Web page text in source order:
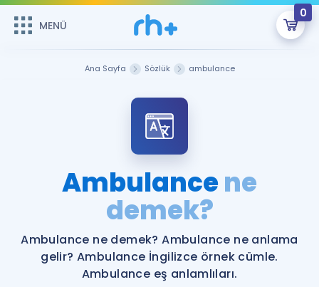
MENÜ
0
Şifremi Hatırlamıyorum
Sepetin Şu An Boş.
Remzi Hoca ile seni sınava hazırlayacak onlarca eğitim seni
bekliyor!
MENÜ
Katılımcı Görüşleri
Faydalı Araçlar
Ücretsiz Kaynaklar
İngilizce Gramer
Ana Sayfa Sözlük ambulance
Ambulancene
demek?
Ambulance ne demek? Ambulance ne anlama
gelir? Ambulance İngilizce örnek cümle.
Ambulance eş anlamlıları.